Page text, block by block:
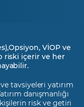
VİOP ve
riski içerir ve her
tavsiyeleri yatırım
danışmanlığı
risk ve getiri